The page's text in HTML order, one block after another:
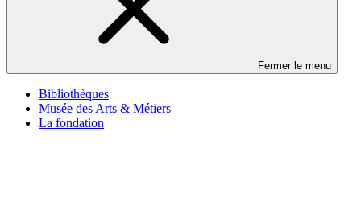
Fermer le menu
Bibliothèques
Musée des Arts & Métiers
La fondation